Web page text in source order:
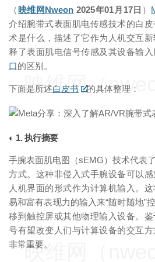
（ 映维网Nweon 2025年01月17日 ）
介绍腕带式表面肌电传感技术的白
术是什么，描述了它作为人机交互
释了表面肌电信号传感及其设备输
口的区别。
下面是所述白皮书 的具体整理：
◐ 1. 执行摘要
手腕表面肌电图（sEMG）技术代表
方式。这种非侵入式手腕设备可以
人机界面的形式作为计算机输入。
易和富有表现力的输入来“随时随地”
移到触控屏或其他物理输入设备。
号有望改变人们与计算设备的交互
非常重要。
映维网（
映维网（